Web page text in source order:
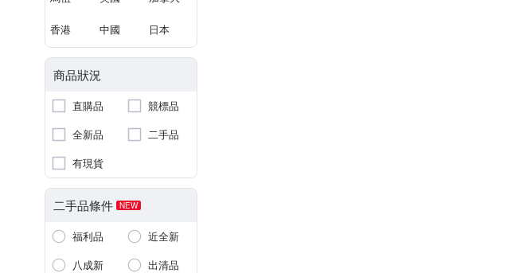
香港 中國 日本
商品狀況
直購品
競標品
全新品
二手品
有現貨
二手品條件 NEW
福利品
近全新
八成新
出清品